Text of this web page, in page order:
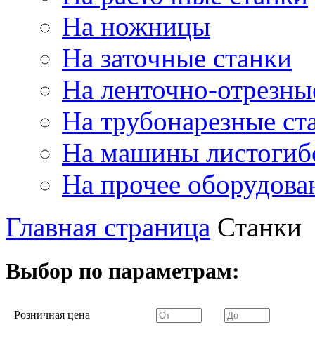
На ножницы
На заточные станки
На ленточно-
На трубонарезные
На машины
На прочее
Главная страница Станки
Выбор по параметрам:
Розничная цена